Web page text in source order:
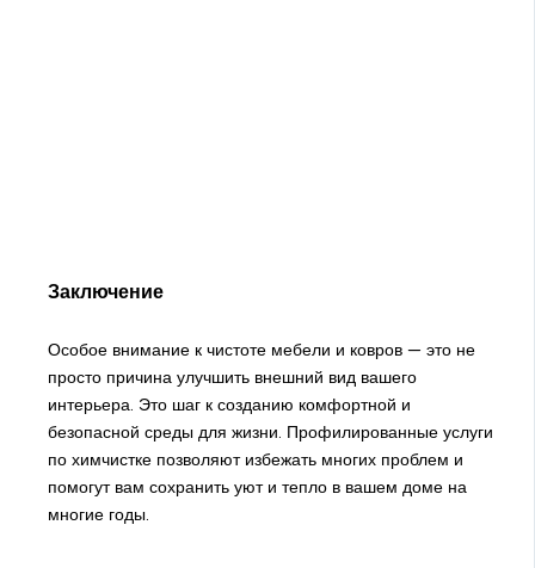
Заключение
Особое внимание к чистоте мебели и ковров — это не
просто причина улучшить внешний вид вашего
интерьера. Это шаг к созданию комфортной и
безопасной среды для жизни. Профилированные услуги
по химчистке позволяют избежать многих проблем и
помогут вам сохранить уют и тепло в вашем доме на
многие годы.